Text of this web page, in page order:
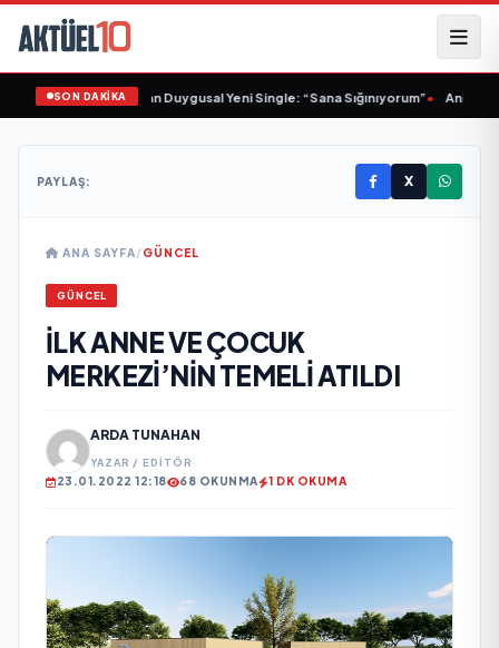
SON DAKİKA
Sinem Yalçınkaya’dan Duygusal Yeni Single: “Sana Sığınıyorum”•
PAYLAŞ: X
ANA SAYFA/GÜNCEL
GÜNCEL
İLK ANNE VE ÇOCUK
MERKEZİ’NİN TEMELİ ATILDI
ARDA TUNAHAN
YAZAR / EDITÖR
23.01.2022 12:18 68 OKUNMA 1 DK OKUMA